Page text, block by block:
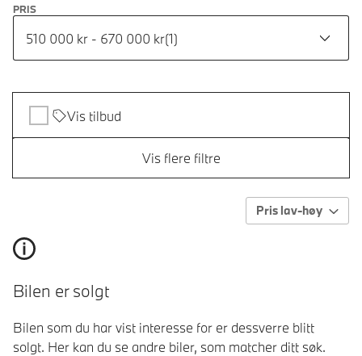
PRIS
510 000 kr - 670 000 kr(1)
Vis tilbud
Vis flere filtre
Pris lav-høy
Bilen er solgt
Bilen som du har vist interesse for er dessverre blitt
solgt. Her kan du se andre biler, som matcher ditt søk.